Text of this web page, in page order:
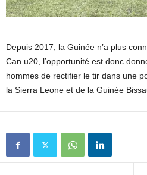
Depuis 2017, la Guinée n’a plus
Can u20, l’opportunité est donc
hommes de rectifier le tir dans une
la Sierra Leone et de la Guinée